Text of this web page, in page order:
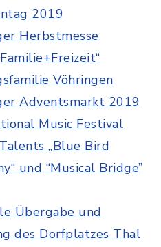
2019
Herbstmesse
Vöhringen
Adventsmarkt 2019
Music Festival
„Blue Bird
und “Musical Bridge”
Übergabe und
des Dorfplatzes Thal